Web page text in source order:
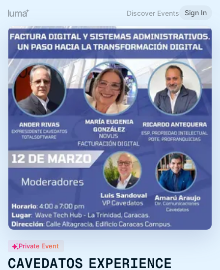
Discover Events Sign In
Private Event
CAVEDATOS EXPERIENCE